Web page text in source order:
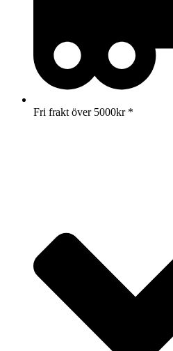
Fri frakt över 5000kr *